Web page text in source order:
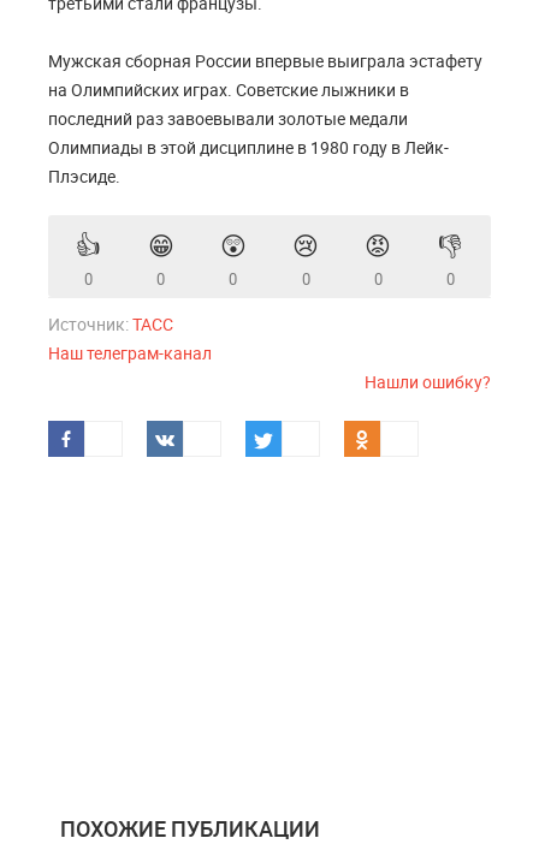
Мужская сборная России впервые выиграла эстафету
на Олимпийских играх. Советские лыжники в
последний раз завоевывали золотые медали
Олимпиады в этой дисциплине в 1980 году в Лейк-
Плэсиде.
👍
0
😁
0
😲
0
😢
0
😡
0
👎
0
Источник:ТАСС
Наш телеграм-канал
Нашли ошибку?
ПОХОЖИЕ ПУБЛИКАЦИИ